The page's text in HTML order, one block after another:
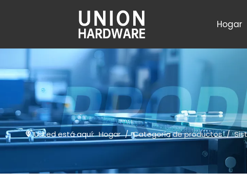
Hogar
Usted está aquí: Hogar / Categoría de productos /